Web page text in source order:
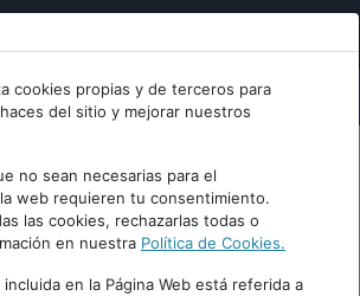
cookies propias y de terceros para
del sitio y mejorar nuestros
no sean necesarias para el
web requieren tu consentimiento.
las cookies, rechazarlas todas o
en nuestra Política de Cookies.
en la Página Web está referida a